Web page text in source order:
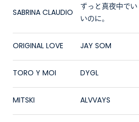
SABRINA CLAUDIO
ずっと真夜中でい
いのに。
ORIGINAL LOVE JAY SOM
TORO Y MOI DYGL
MITSKI ALVVAYS